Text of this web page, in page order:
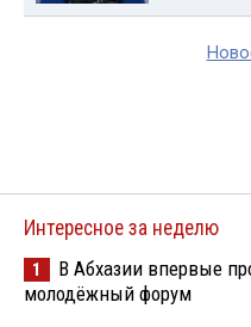
Интересное за неделю
1
В Абхазии впервые
молодёжный форум